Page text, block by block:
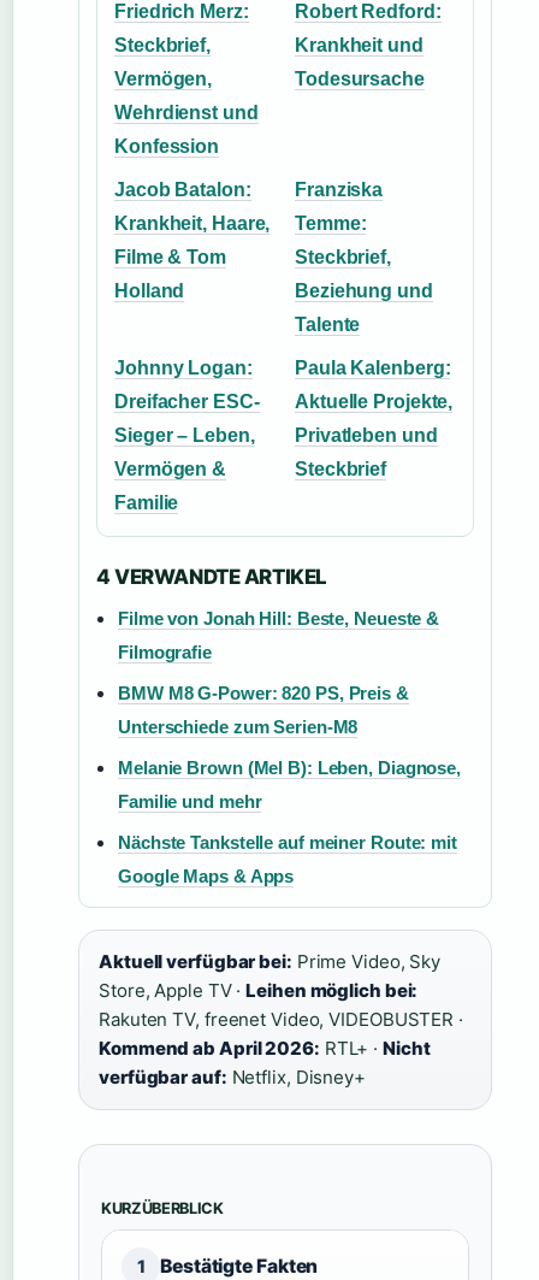
Friedrich Merz:
Steckbrief,
Vermögen,
Wehrdienst und
Konfession
Robert Redford:
Krankheit und
Todesursache
Jacob Batalon:
Krankheit, Haare,
Filme & Tom
Holland
Franziska
Temme:
Steckbrief,
Beziehung und
Talente
Johnny Logan:
Dreifacher ESC-
Sieger – Leben,
Vermögen &
Familie
Paula Kalenberg:
Aktuelle Projekte,
Privatleben und
Steckbrief
4 VERWANDTE ARTIKEL
Filme von Jonah Hill: Beste, Neueste &
Filmografie
BMW M8 G-Power: 820 PS, Preis &
Unterschiede zum Serien-M8
Melanie Brown (Mel B): Leben, Diagnose,
Familie und mehr
Nächste Tankstelle auf meiner Route: mit
Google Maps & Apps
Aktuell verfügbar bei: Prime Video, Sky
Store, Apple TV ·Leihen möglich bei:
Rakuten TV, freenet Video, VIDEOBUSTER ·
Kommend ab April 2026: RTL+ ·Nicht
verfügbar auf: Netflix, Disney+
KURZÜBERBLICK
1 Bestätigte Fakten